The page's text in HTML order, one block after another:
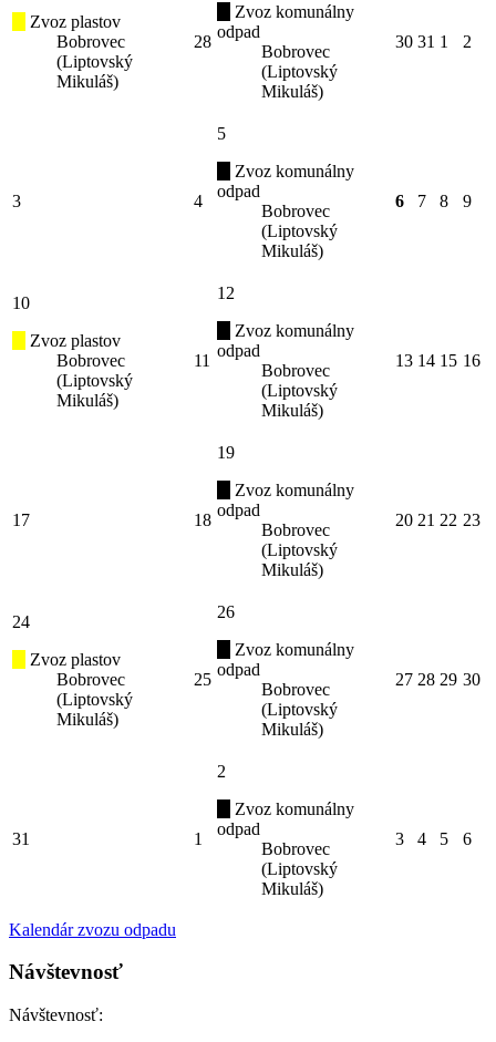
Zvoz plastov
Bobrovec
(Liptovský
Mikuláš)
28
Zvoz komunálny
odpad
Bobrovec
(Liptovský
Mikuláš)
30 31 1 2
3 4
5
Zvoz komunálny
odpad
Bobrovec
(Liptovský
Mikuláš)
6 7 8 9
10
Zvoz plastov
Bobrovec
(Liptovský
Mikuláš)
11
12
Zvoz komunálny
odpad
Bobrovec
(Liptovský
Mikuláš)
13 14 15 16
17 18
19
Zvoz komunálny
odpad
Bobrovec
(Liptovský
Mikuláš)
20 21 22 23
24
Zvoz plastov
Bobrovec
(Liptovský
Mikuláš)
25
26
Zvoz komunálny
odpad
Bobrovec
(Liptovský
Mikuláš)
27 28 29 30
31 1
2
Zvoz komunálny
odpad
Bobrovec
(Liptovský
Mikuláš)
3 4 5 6
Kalendár zvozu odpadu
Návštevnosť
Návštevnosť: